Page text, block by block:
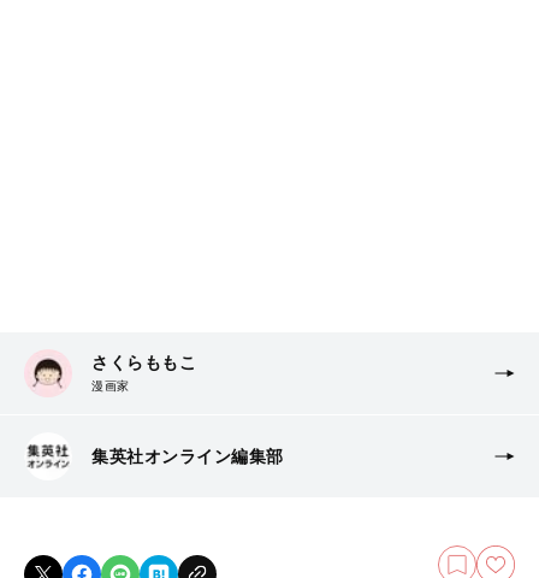
さくらももこ
漫画家
集英社オンライン編集部